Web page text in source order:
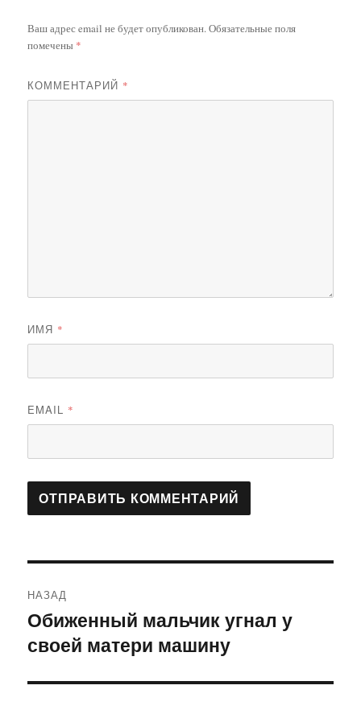
Ваш адрес email не будет опубликован.Обязательные поля
помечены *
КОММЕНТАРИЙ *
ИМЯ *
EMAIL *
по
записям
НАЗАД
Предыдущая
запись:
Обиженный мальчик угнал у
своей матери машину